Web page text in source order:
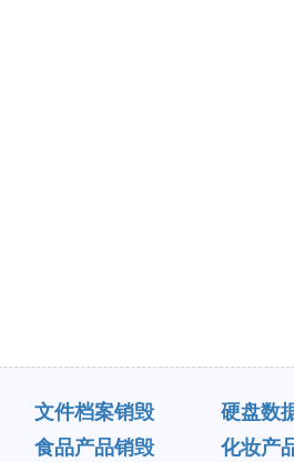
文件档案销毁
硬盘数
食品产品销毁
化妆产